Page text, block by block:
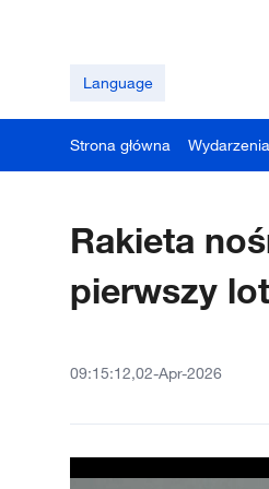
Language
Strona główna Wydarzenia
Rakieta
pierwszy lot
09:15:12,02-Apr-2026